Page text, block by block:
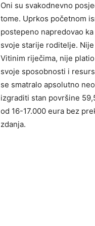
Oni su svakodnevno
tome. Uprkos početnom
postepeno napredovao
svoje starije roditelje.
Vitinim riječima, nije
svoje sposobnosti i
se smatralo apsolutno
izgraditi stan površine
od 16-17.000 eura bez
zdanja.